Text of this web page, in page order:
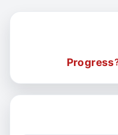
Progress